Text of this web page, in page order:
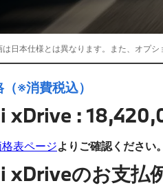
日本仕様とは異なります。また、オプシ
※消費税込）
:
表ページよりご確認ください。
xDriveのお支払